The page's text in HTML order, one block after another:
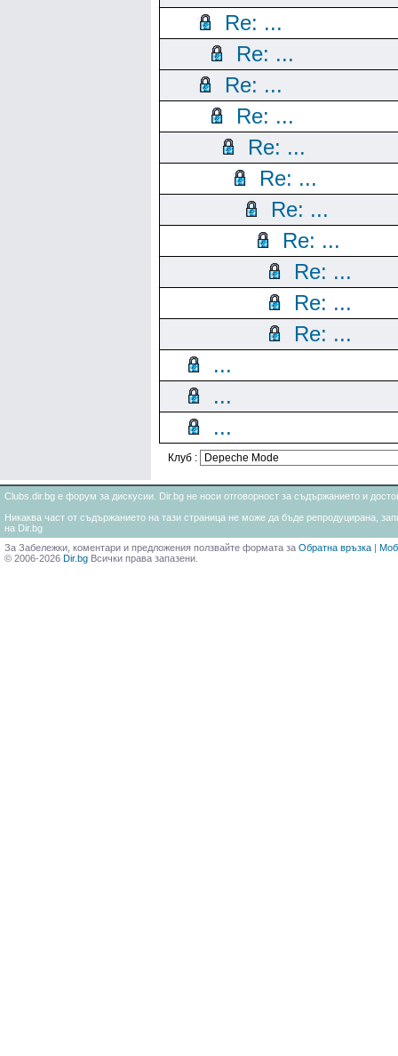
Re: ...
Re: ...
Re: ...
Re: ...
Re: ...
Re: ...
Re: ...
Re: ...
Re: ...
Re: ...
Re: ...
...
...
...
Клуб :
Clubs.dir.bg е форум за дискусии. Dir.bg не носи отговорност за съдържанието и
Никаква част от съдържанието на тази страница не може да бъде репродуцирана,
на Dir.bg
За Забележки, коментари и предложения ползвайте формата за Обратна връзка |
© 2006-2026 Dir.bg Всички права запазени.